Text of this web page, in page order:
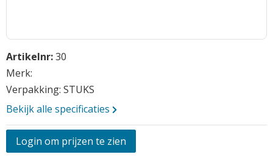
Artikelnr:30
Merk:
Verpakking: STUKS
Bekijk alle specificaties
Login om prijzen te zien
naar
het
begin
de
afbeeldingen-
gallerij